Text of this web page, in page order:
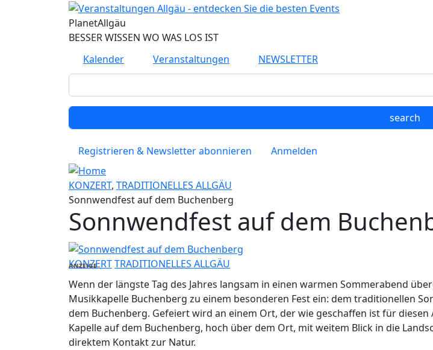
Direkt zum Inhalt
PlanetAllgäu
BESSER WISSEN WO WAS LOS IST
Kalender
Veranstaltungen NEWSLETTER
Registrieren & Newsletter abonnieren Anmelden
KONZERT, TRADITIONELLES ALLGÄU
Sonnwendfest auf dem Buchenberg
Sonnwendfest auf dem
KONZERTTRADITIONELLES ALLGÄU
ANZEIGE
Wenn der längste Tag des Jahres langsam in einen warmen Sommerabend
Musikkapelle Buchenberg zu einem besonderen Fest ein: dem traditionellen
dem Buchenberg. Gefeiert wird an einem Ort, der wie geschaffen ist für diesen
Kapelle auf dem Buchenberg, hoch über dem Ort, mit weitem Blick in die
direktem Kontakt zur Natur.